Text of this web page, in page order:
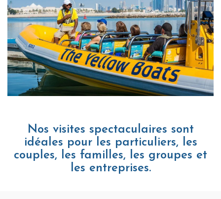
Nos visites spectaculaires sont
idéales pour les particuliers, les
couples, les familles, les groupes et
les entreprises.